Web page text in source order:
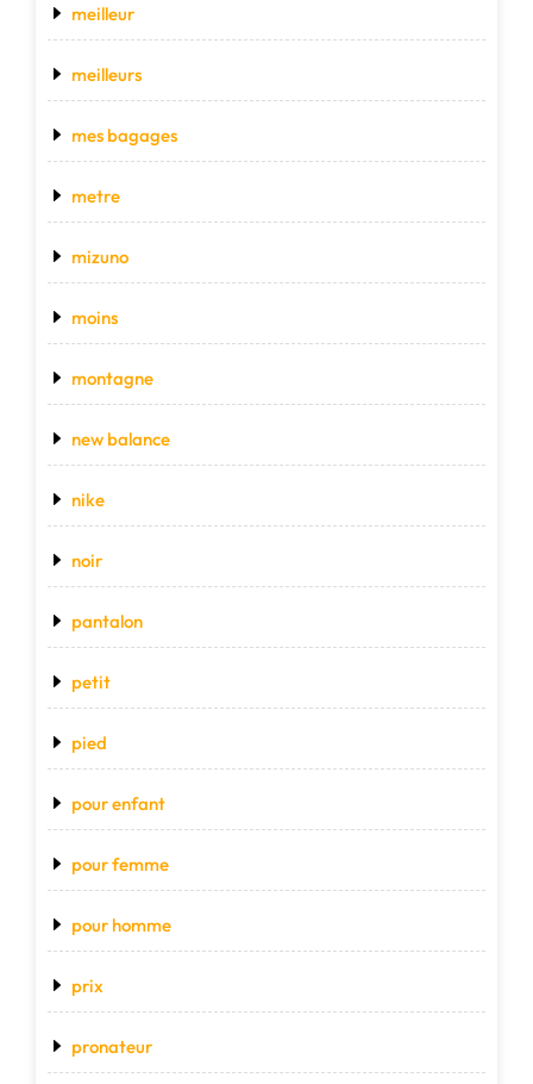
meilleur
meilleurs
mes bagages
metre
mizuno
moins
montagne
new balance
nike
noir
pantalon
petit
pied
pour enfant
pour femme
pour homme
prix
pronateur